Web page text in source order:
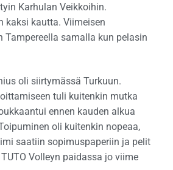
Karhulan Veikkoihin.
kaksi kautta. Viimeisen
Tampereella samalla kun pelasin
oli siirtymässä Turkuun.
tuli kuitenkin mutka
ennen kauden alkua
oli kuitenkin nopeaa,
saatiin sopimuspaperiin ja pelit
Volleyn paidassa jo viime